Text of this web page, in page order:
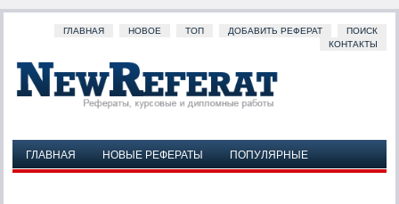
ГЛАВНАЯ НОВОЕ ТОП ДОБАВИТЬ РЕФЕРАТ
ПОИСК
КОНТАКТЫ
ГЛАВНАЯ НОВЫЕ РЕФЕРАТЫ
ПОПУЛЯРНЫЕ